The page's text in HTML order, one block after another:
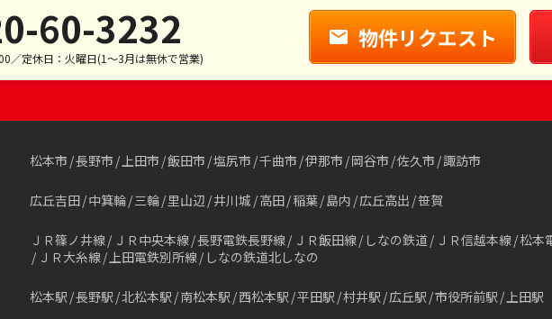
60-3232
／定休日：火曜日(1～3月は無休で営業)
物件リクエスト
松本市 長野市 上田市 飯田市 塩尻市 千曲市 伊那市 岡谷市 佐久市 諏訪市
広丘吉田 中箕輪 三輪 里山辺 井川城 高田 稲葉 島内 広丘高出 笹賀
ＪＲ篠ノ井線 ＪＲ中央本線 長野電鉄長野線 ＪＲ飯田線 しなの鉄道 ＪＲ信越本線 松本
ＪＲ大糸線 上田電鉄別所線 しなの鉄道北しなの
松本駅 長野駅 北松本駅 南松本駅 西松本駅 平田駅 村井駅 広丘駅 市役所前駅 上田駅